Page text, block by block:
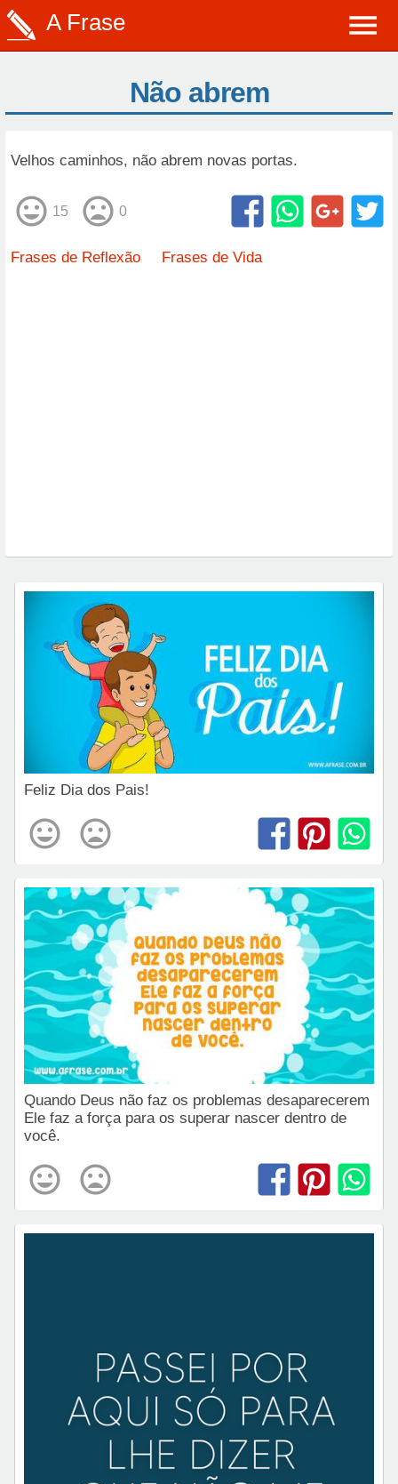
A Frase
Não abrem
Velhos caminhos, não abrem novas portas.
15 0
Frases de Reflexão Frases de Vida
Feliz Dia dos Pais!
Quando Deus não faz os problemas desaparecerem
Ele faz a força para os superar nascer dentro de
você.